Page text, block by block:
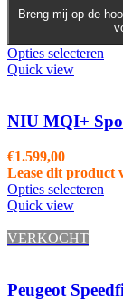
Breng mij op de
Opties selecteren
Quick view
NIU MQI+
€1.599,00
Lease dit product
Opties selecteren
Quick view
VERKOCHT
Peugeot